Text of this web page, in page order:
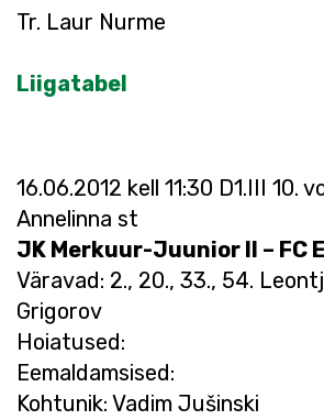
Tr. Laur Nurme
Liigatabel
16.06.2012 kell 11:30 D1.III 10.
Annelinna st
JK Merkuur-Juunior II – FC
Väravad: 2., 20., 33., 54.
Grigorov
Hoiatused:
Eemaldamsised:
Kohtunik: Vadim Jušinski